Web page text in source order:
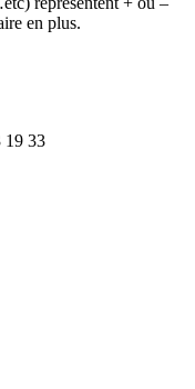
en plus.
19 33